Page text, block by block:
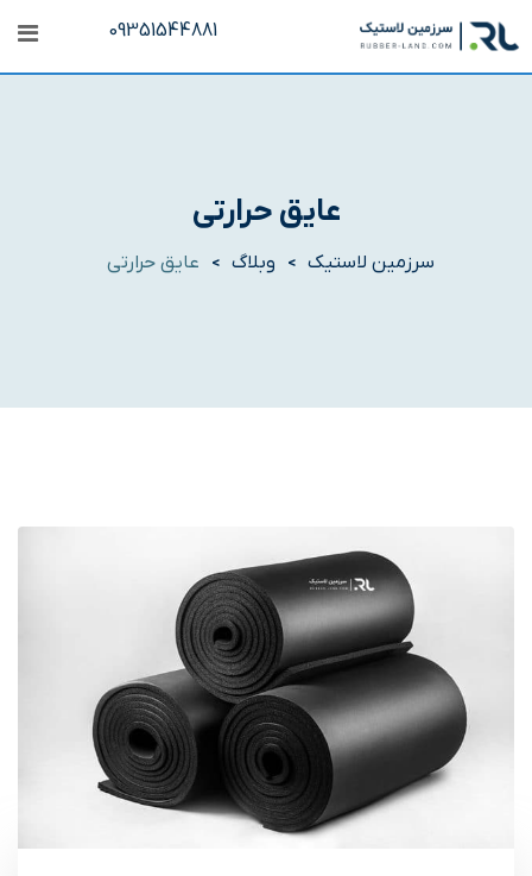
به
محتوا
09351544881
عایق حرارتی
سرزمین لاستیک > وبلاگ > عایق حرارتی